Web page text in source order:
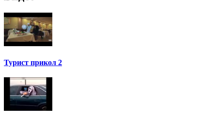
Турист прикол 2